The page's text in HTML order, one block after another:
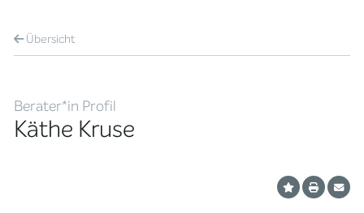
Übersicht
Berater*in Profil
Käthe Kruse